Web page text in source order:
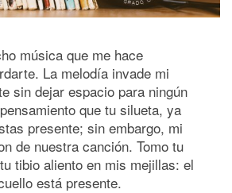
música que me hace
La melodía invade mi
sin dejar espacio para ningún
que tu silueta, ya
presente; sin embargo, mi
de nuestra canción. Tomo tu
tibio aliento en mis mejillas: el
está presente.